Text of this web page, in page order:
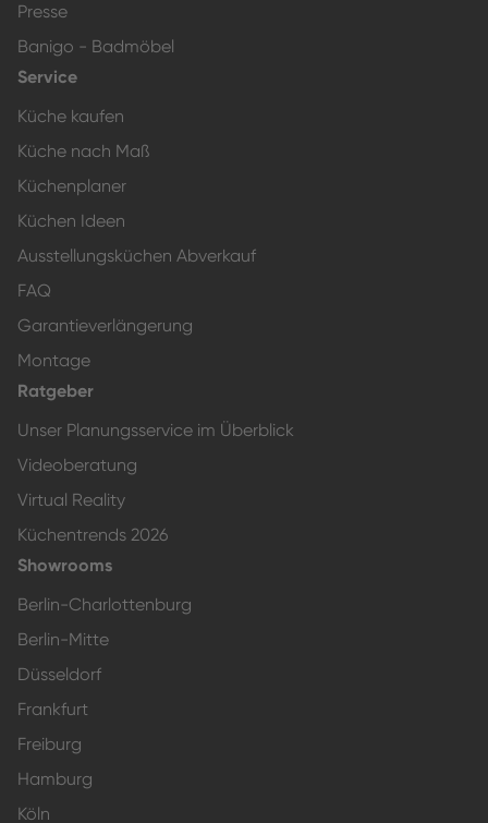
Presse
Banigo - Badmöbel
Service
Küche kaufen
Küche nach Maß
Küchenplaner
Küchen Ideen
Ausstellungsküchen Abverkauf
FAQ
Garantieverlängerung
Montage
Ratgeber
Unser Planungsservice im Überblick
Videoberatung
Virtual Reality
Küchentrends 2026
Showrooms
Berlin-Charlottenburg
Berlin-Mitte
Düsseldorf
Frankfurt
Freiburg
Hamburg
Köln